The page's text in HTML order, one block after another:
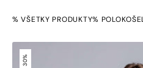
% VŠETKY PRODUKTY%
polokošeľa
30%